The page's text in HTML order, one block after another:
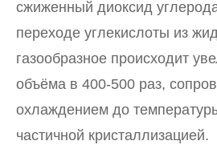
сжиженный диоксид
переходе углекислоты из
газообразное происходит
объёма в 400-500 раз,
охлаждением до
частичной кристаллизацией.